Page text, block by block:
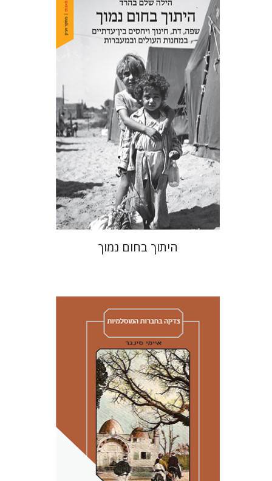
הילה שלם בהרד
הנחת אתר ספר מודפס
$46
$41
היתוך בחום נמוך
איימי סינגר
יצחק חן
אבנר גלעדי
מירי
אליאב-פלדון
רענן ריין
דורון מגן